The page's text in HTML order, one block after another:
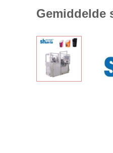
Gemiddelde